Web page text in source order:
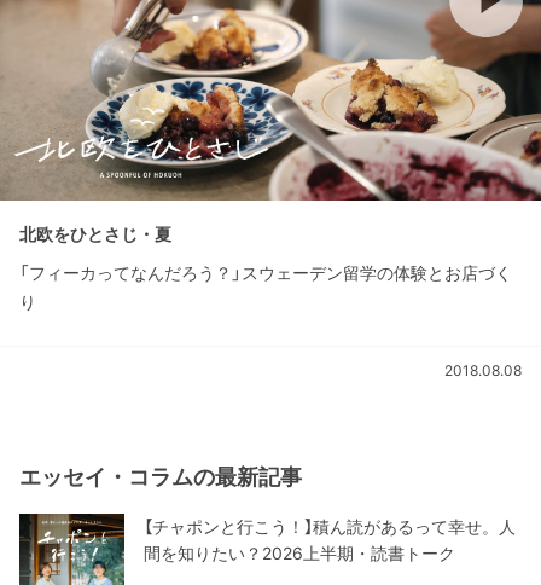
北欧をひとさじ・夏
「フィーカってなんだろう？」スウェーデン留学の体験とお店づく
り
2018.08.08
エッセイ・コラムの最新記事
【チャポンと行こう！】積ん読があるって幸せ。人
間を知りたい？2026上半期・読書トーク